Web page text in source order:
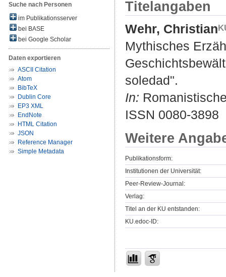
Suche nach Personen
im Publikationsserver
bei BASE
bei Google Scholar
Daten exportieren
ASCII Citation
Atom
BibTeX
Dublin Core
EP3 XML
EndNote
HTML Citation
JSON
Reference Manager
Simple Metadata
Titelangaben
Wehr, Christian
Mythisches
soledad".
In:
ISSN 0080-3898
Weitere
Publikationsform:
Institutionen der Universität:
Peer-Review-Journal:
Verlag:
Titel an der KU entstanden:
KU.edoc-ID: